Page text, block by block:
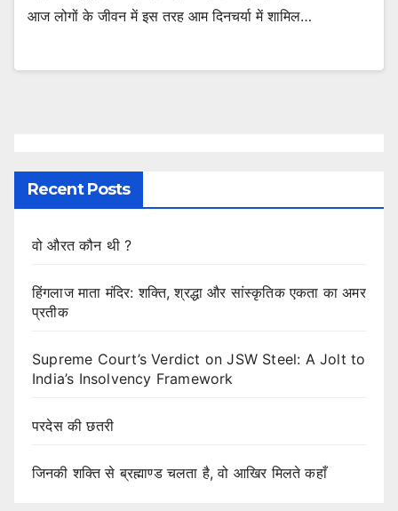
आज लोगों के जीवन में इस तरह आम दिनचर्या में शामिल…
Recent Posts
वो औरत कौन थी ?
हिंगलाज माता मंदिर: शक्ति, श्रद्धा और सांस्कृतिक एकता का अमर
प्रतीक
Supreme Court’s Verdict on JSW Steel: A Jolt to
India’s Insolvency Framework
परदेस की छतरी
जिनकी शक्ति से ब्रह्माण्ड चलता है, वो आखिर मिलते कहाँ